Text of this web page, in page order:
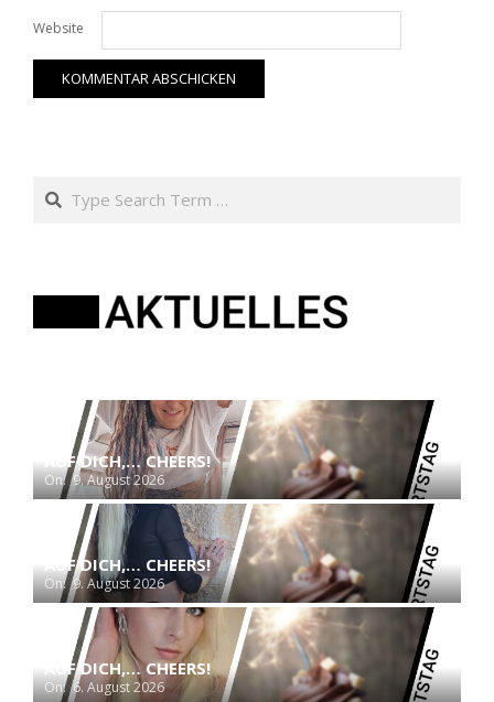
Website
Search
AUF DICH,… CHEERS!
On: 9. August 2026
AUF DICH,… CHEERS!
On: 9. August 2026
AUF DICH,… CHEERS!
On: 6. August 2026